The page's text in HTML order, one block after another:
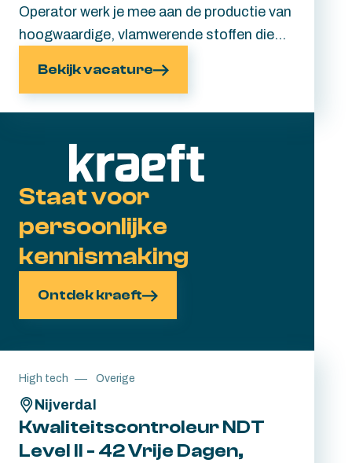
Operator werk je mee aan de productie van
hoogwaardige, vlamwerende stoffen die
voor onder andere de brandweer en
defensie. Een baan met impact dus.
geen vereiste. Heb jij de motivatie om
jezelf te ontwikkelen? Dan zorgen wij voor
de juiste begeleiding én een interne
opleiding. Lees snel verder.
Bekijk vacature
Staat voor
persoonlijke
kennismaking
Ontdek kraeft
High tech Overige
Kwaliteitscontroleur NDT
Level II - 42 Vrije Dagen,
Nijverdal